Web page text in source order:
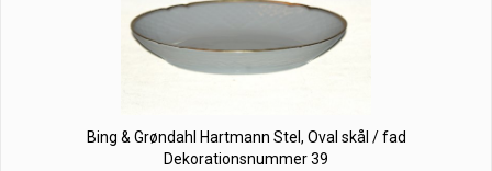
Bing & Grøndahl Hartmann Stel, Oval skål / fad
Dekorationsnummer 39